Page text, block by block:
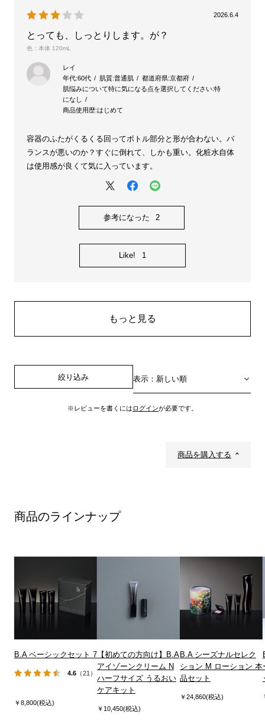
2026.6.4
とっても、しっとりします。が？
色：本体 120mL
レイ
年代:60代 肌質:普通肌 都道府県:京都府
肌悩みについて特に気になる点を選択してください:特
になし
商品使用歴:はじめて
容器のふたがくるくる回ってボトル部分と形が合わない。バ
ランスが悪いのか？すぐに倒れて、しかも重い。化粧水自体
は使用感が良くて気に入っています。
参考になった 2
Like! 1
もっと見る
絞り込み 表示：新しい順
※レビューを書くには ログインが必要です。
商品を購入する
商品のラインナップ
B.A ベーシックセット 7
4.6（21）
￥8,800(税込)
【初めての方向け】B.A
アイゾーンクリーム N
ハーフサイズ うるおい
ケアキット
￥10,450(税込)
B.A シーズナルセレク
ション M ローション 本
品セット
￥24,860(税込)